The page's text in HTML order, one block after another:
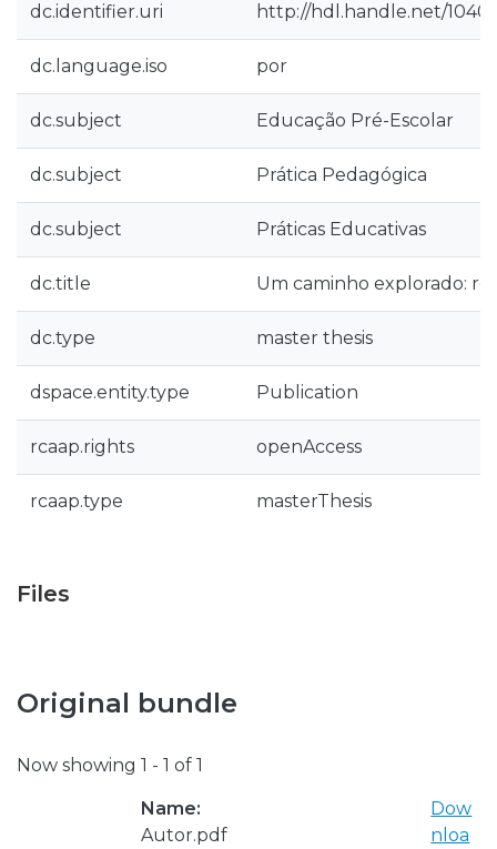
dc.identifier.uri http://hdl.handle.net/
dc.language.iso por
dc.subject Educação Pré-Escolar
dc.subject Prática Pedagógica
dc.subject Práticas Educativas
dc.title Um caminho explorado:
dc.type master thesis
dspace.entity.type Publication
rcaap.rights openAccess
rcaap.type masterThesis
Files
Original bundle
Now showing 1 - 1 of 1
Name:
Autor.pdf
Dow
nloa